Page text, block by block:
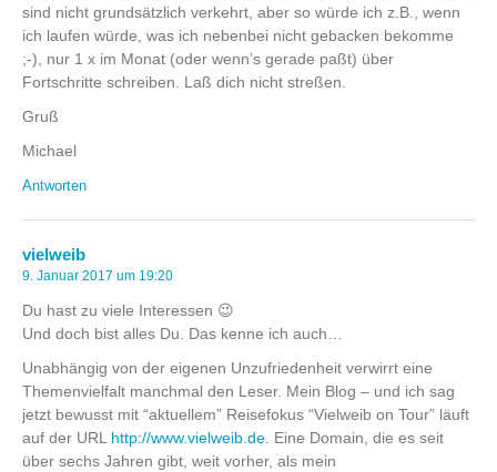
sind nicht grundsätzlich verkehrt, aber so würde ich z.B., wenn
ich laufen würde, was ich nebenbei nicht gebacken bekomme
;-), nur 1 x im Monat (oder wenn’s gerade paßt) über
Fortschritte schreiben. Laß dich nicht streßen.
Gruß
Michael
Antworten
vielweib
9. Januar 2017 um 19:20
Du hast zu viele Interessen 😉
Und doch bist alles Du. Das kenne ich auch…
Unabhängig von der eigenen Unzufriedenheit verwirrt eine
Themenvielfalt manchmal den Leser. Mein Blog – und ich sag
jetzt bewusst mit “aktuellem” Reisefokus “Vielweib on Tour” läuft
auf der URL http://www.vielweib.de . Eine Domain, die es seit
über sechs Jahren gibt, weit vorher, als mein